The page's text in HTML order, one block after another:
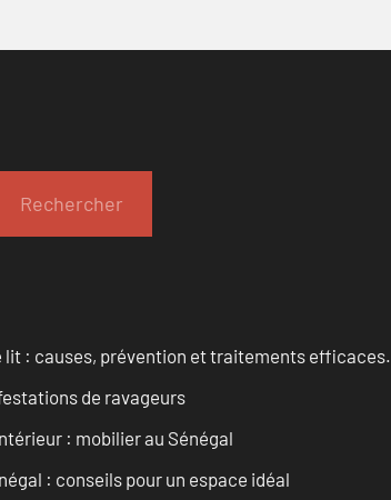
Rechercher
lit : causes, prévention et traitements efficaces.
de ravageurs
: mobilier au Sénégal
: conseils pour un espace idéal